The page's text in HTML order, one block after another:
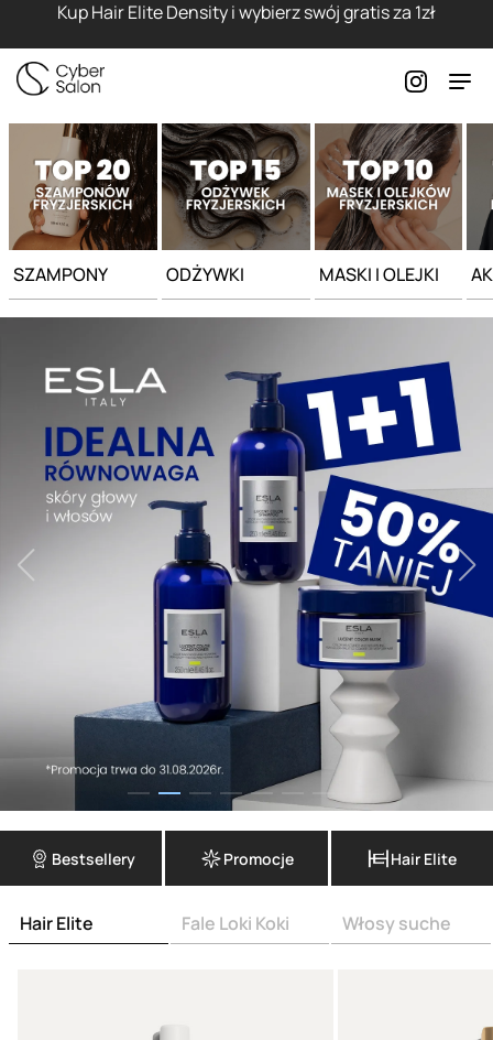
Kup Hair Elite Density i wybierz swój gratis za 1zł
SZAMPONY ODŻYWKI MASKI I OLEJKI
Bestsellery Promocje Hair Elite
Hair Elite Fale Loki Koki Włosy suche
Strona główna - Cyber Salon